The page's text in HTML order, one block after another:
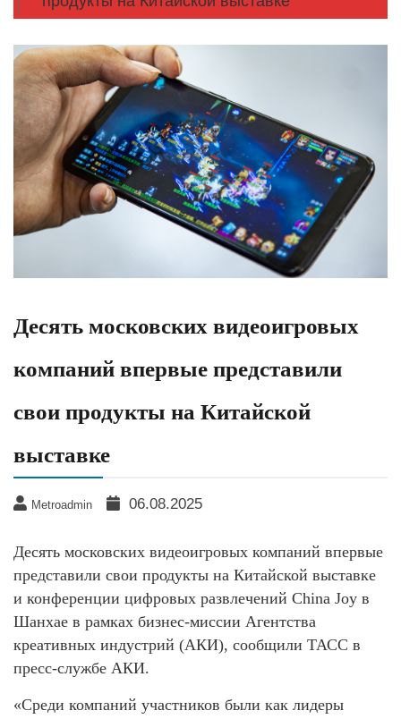
Десять московских видеоигровых
компаний впервые представили
свои продукты на Китайской
выставке
Metroadmin 06.08.2025
Десять московских видеоигровых компаний впервые
представили свои продукты на Китайской выставке
и конференции цифровых развлечений China Joy в
Шанхае в рамках бизнес-миссии Агентства
креативных индустрий (АКИ), сообщили ТАСС в
пресс-службе АКИ.
«Среди компаний участников были как лидеры